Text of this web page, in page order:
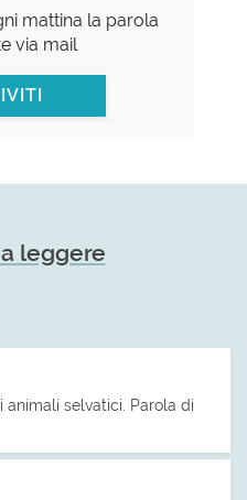
mattina la parola
via mail
leggere
selvatici. Parola di